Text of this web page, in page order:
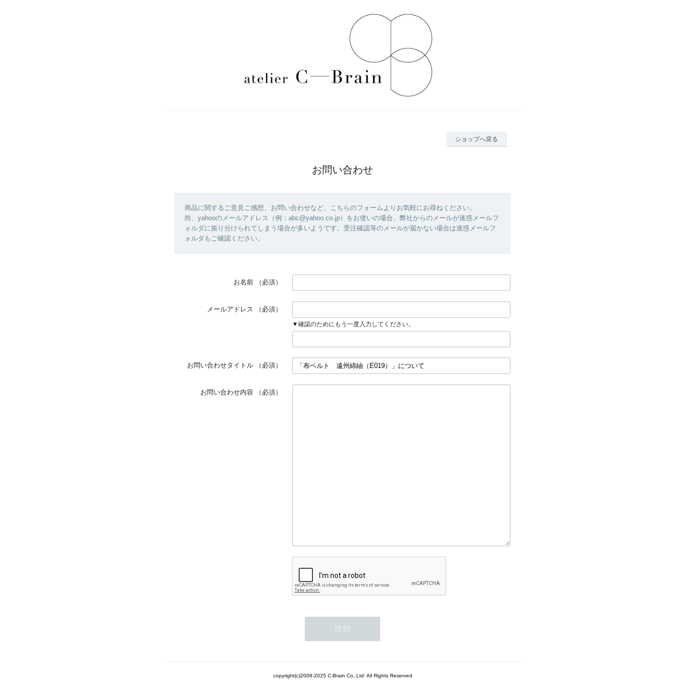
ショップへ戻る
お問い合わせ
商品に関するご意見ご感想、お問い合わせなど、こちらのフォームよりお気軽にお尋ねください。
尚、yahooのメールアドレス（例：abc@yahoo.co.jp）をお使いの場合、弊社からのメールが迷惑メールフ
ォルダに振り分けられてしまう場合が多いようです。受注確認等のメールが届かない場合は迷惑メールフ
ォルダもご確認ください。
お名前 （必須）
メールアドレス （必須）
▼確認のためにもう一度入力してください。
お問い合わせタイトル （必須）
お問い合わせ内容 （必須）
copyright(c)2008-2025 C-Brain Co.,Ltd. All Rights Reserved